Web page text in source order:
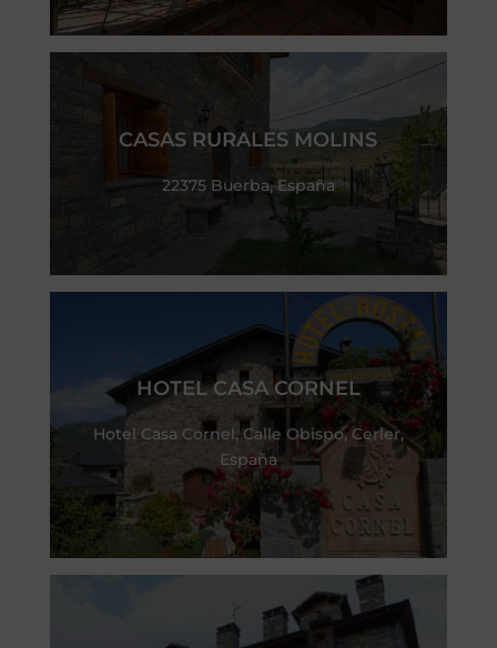
CASAS RURALES MOLINS
22375 Buerba, España
HOTEL CASA CORNEL
Hotel Casa Cornel, Calle Obispo, Cerler,
España